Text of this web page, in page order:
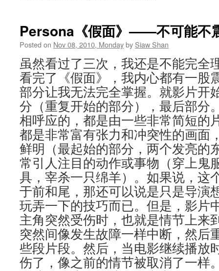
Persona《假面》——不可能不
Posted on Nov 08, 2010, Mondayby Siaw Shan
虽然看过了三次，我还是不能完全
看完了《假面》，我内心都有一股
部分让我无法完全掌握。就影片开
分（重复开始的部分），最后部分
相呼应的，都是由一些非常简短的
都是非常富有张力和冲突性的画面
鲜明（最起始的部分，两个发亮的
常引人注目的动作或事物（穿上鬼
具，宰杀一只绵羊）。如果说，这
于前和尾，那还可以说是只是导演
玩弄一下的技巧而已。但是，影片
主角突然受伤时，也就是情节上来
突然间像发生故障一样中断，然后
些段片段。然后，当电影继续播放
伤了，像之前的情节被取消了一样